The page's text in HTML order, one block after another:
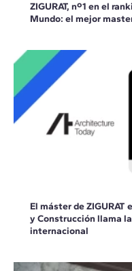
ZIGURAT, nº1 en el
Mundo: el mejor
El máster de
y Construcción llama
internacional